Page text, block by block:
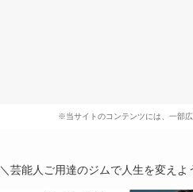
＼芸能人ご用達のジムで人生を変えよ